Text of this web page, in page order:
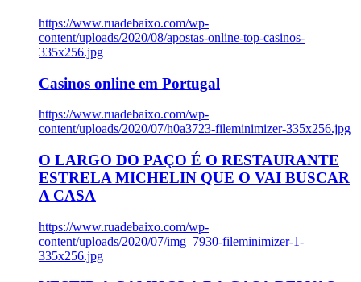
https://www.ruadebaixo.com/wp-
content/uploads/2020/08/apostas-online-top-casinos-
335x256.jpg
Casinos online em Portugal
https://www.ruadebaixo.com/wp-
content/uploads/2020/07/h0a3723-fileminimizer-335x256.jpg
O LARGO DO PAÇO É O RESTAURANTE
ESTRELA MICHELIN QUE O VAI BUSCAR
A CASA
https://www.ruadebaixo.com/wp-
content/uploads/2020/07/img_7930-fileminimizer-1-
335x256.jpg